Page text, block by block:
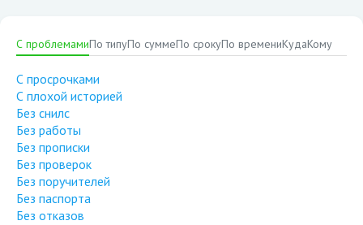
С проблемамиПо типуПо суммеПо срокуПо времениКудаКому
С просрочками
С плохой историей
Без снилс
Без работы
Без прописки
Без проверок
Без поручителей
Без паспорта
Без отказов